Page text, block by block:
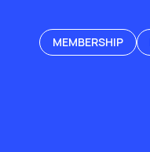
MEMBERSHIP